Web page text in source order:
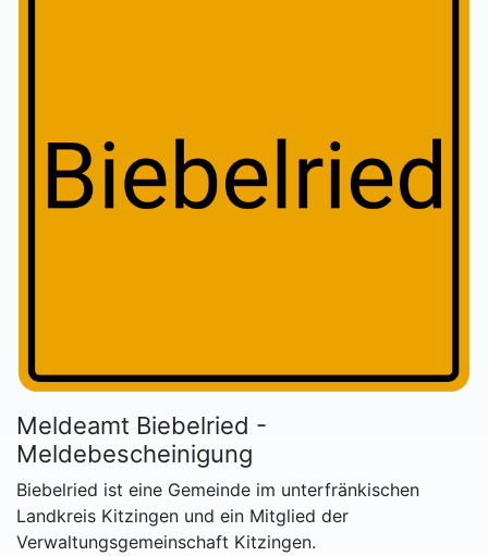
Meldeamt Biebelried -
Meldebescheinigung
Biebelried ist eine Gemeinde im unterfränkischen
Landkreis Kitzingen und ein Mitglied der
Verwaltungsgemeinschaft Kitzingen.